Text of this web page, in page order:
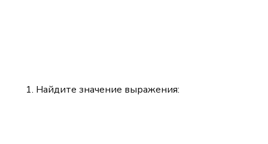
Найдите значение выражения: